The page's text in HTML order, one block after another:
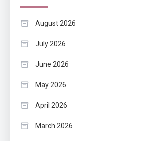
August 2026
July 2026
June 2026
May 2026
April 2026
March 2026